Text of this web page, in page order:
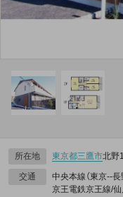
所在地 東京都三鷹市北野
交通
中央本線（東京--
京王電鉄京王線/